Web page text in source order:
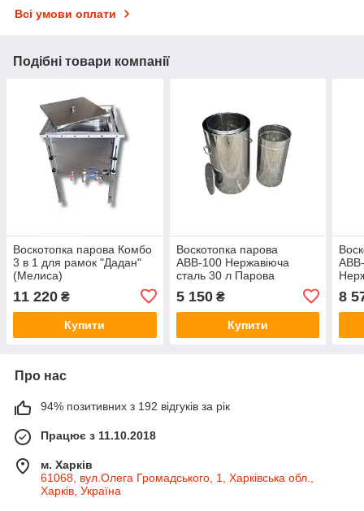
Всі умови оплати
Подібні товари компанії
Воскотопка парова Комбо
3 в 1 для рамок "Дадан"
(Мелиса)
11 220 ₴
Купити
Воскотопка парова
АВВ-100 Нержавіюча
сталь 30 л Парова
воскотопка Інвентар для
бджільництва
5 150₴
Купити
8
Про нас
94% позитивних з 192 відгуків за рік
Працює з 11.10.2018
м. Харків
61068, вул.Олега Громадського, 1, Харківська обл.,
Харків, Україна